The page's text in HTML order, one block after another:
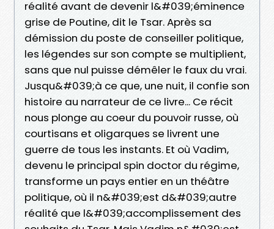
réalité avant de devenir l&#039;éminence
grise de Poutine, dit le Tsar. Après sa
démission du poste de conseiller politique,
les légendes sur son compte se multiplient,
sans que nul puisse démêler le faux du vrai.
Jusqu&#039;à ce que, une nuit, il confie son
histoire au narrateur de ce livre... Ce récit
nous plonge au coeur du pouvoir russe, où
courtisans et oligarques se livrent une
guerre de tous les instants. Et où Vadim,
devenu le principal spin doctor du régime,
transforme un pays entier en un théâtre
politique, où il n&#039;est d&#039;autre
réalité que l&#039;accomplissement des